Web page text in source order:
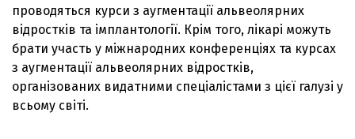
проводяться курси з аугментації альвеолярних
відростків та імплантології. Крім того, лікарі можуть
брати участь у міжнародних конференціях та курсах
з аугментації альвеолярних відростків,
організованих видатними спеціалістами з цієї галузі у
всьому світі.